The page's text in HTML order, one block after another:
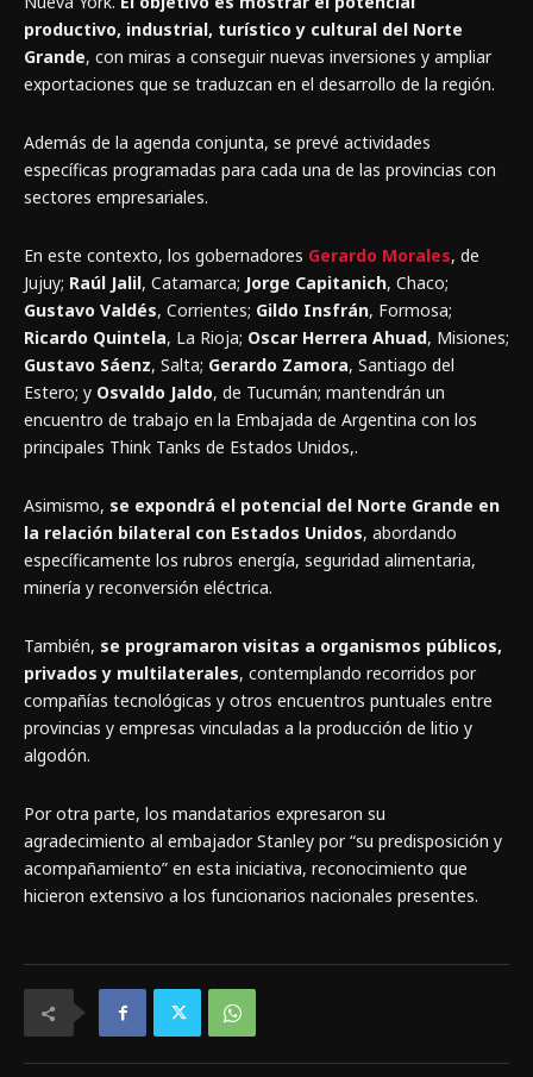
productivo, industrial, turístico y cultural del Norte
Grande, con miras a conseguir nuevas inversiones y ampliar
exportaciones que se traduzcan en el desarrollo de la región.
Además de la agenda conjunta, se prevé actividades
específicas programadas para cada una de las provincias con
sectores empresariales.
En este contexto, los gobernadores Gerardo Morales, de
Jujuy; Raúl Jalil, Catamarca; Jorge Capitanich, Chaco;
Gustavo Valdés, Corrientes; Gildo Insfrán, Formosa;
Ricardo Quintela, La Rioja; Oscar Herrera Ahuad, Misiones;
Gustavo Sáenz, Salta; Gerardo Zamora, Santiago del
Estero; y Osvaldo Jaldo, de Tucumán; mantendrán un
encuentro de trabajo en la Embajada de Argentina con los
principales Think Tanks de Estados Unidos,.
Asimismo, se expondrá el potencial del Norte Grande en
la relación bilateral con Estados Unidos, abordando
específicamente los rubros energía, seguridad alimentaria,
minería y reconversión eléctrica.
También, se programaron visitas a organismos públicos,
privados y multilaterales, contemplando recorridos por
compañías tecnológicas y otros encuentros puntuales entre
provincias y empresas vinculadas a la producción de litio y
algodón.
Por otra parte, los mandatarios expresaron su
agradecimiento al embajador Stanley por “su predisposición y
acompañamiento” en esta iniciativa, reconocimiento que
hicieron extensivo a los funcionarios nacionales presentes.